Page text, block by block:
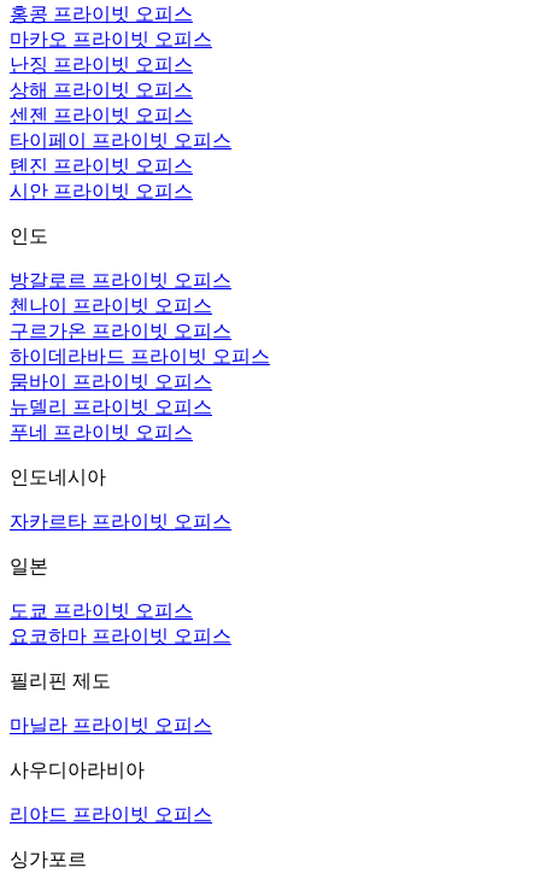
홍콩 프라이빗 오피스
마카오 프라이빗 오피스
난징 프라이빗 오피스
상해 프라이빗 오피스
센젠 프라이빗 오피스
타이페이 프라이빗 오피스
톈진 프라이빗 오피스
시안 프라이빗 오피스
인도
방갈로르 프라이빗 오피스
첸나이 프라이빗 오피스
구르가온 프라이빗 오피스
하이데라바드 프라이빗 오피스
뭄바이 프라이빗 오피스
뉴델리 프라이빗 오피스
푸네 프라이빗 오피스
인도네시아
자카르타 프라이빗 오피스
일본
도쿄 프라이빗 오피스
요코하마 프라이빗 오피스
필리핀 제도
마닐라 프라이빗 오피스
사우디아라비아
리야드 프라이빗 오피스
싱가포르